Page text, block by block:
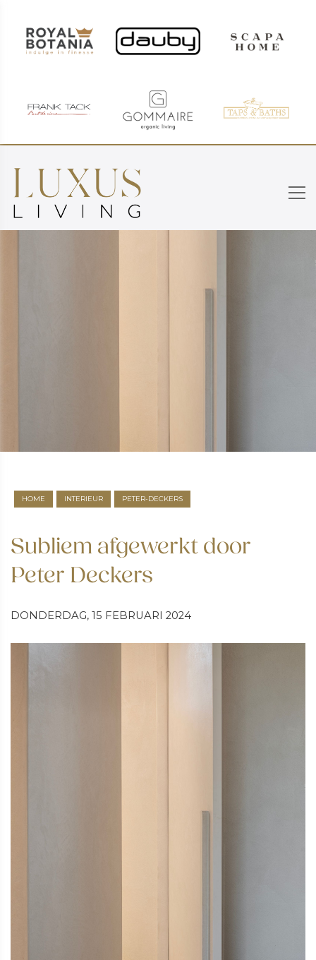
HOME INTERIEUR PETER-DECKERS
Subliem afgewerkt door
Peter Deckers
DONDERDAG, 15 FEBRUARI 2024